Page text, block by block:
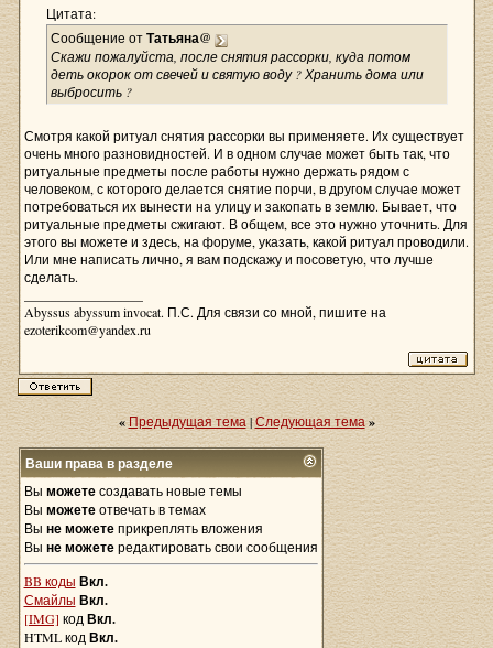
Цитата:
Сообщение отТатьяна@
Скажи пожалуйста, после снятия рассорки, куда потом
деть окорок от свечей и святую воду ? Хранить дома или
выбросить ?
Смотря какой ритуал снятия рассорки вы применяете. Их существует
очень много разновидностей. И в одном случае может быть так, что
ритуальные предметы после работы нужно держать рядом с
человеком, с которого делается снятие порчи, в другом случае может
потребоваться их вынести на улицу и закопать в землю. Бывает, что
ритуальные предметы сжигают. В общем, все это нужно уточнить. Для
этого вы можете и здесь, на форуме, указать, какой ритуал проводили.
Или мне написать лично, я вам подскажу и посоветую, что лучше
сделать.
Abyssus abyssum invocat. П.С. Для связи со мной, пишите на
ezoterikcom@yandex.ru
«Предыдущая тема|Следующая тема »
Ваши права в разделе
Вы можетесоздавать новые темы
Вы можетеотвечать в темах
Вы не можетеприкреплять вложения
Вы не можетередактировать свои сообщения
BB коды Вкл.
Смайлы Вкл.
[IMG] код Вкл.
HTML код Вкл.